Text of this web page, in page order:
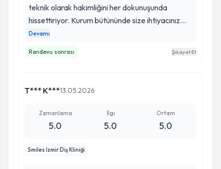
teknik olarak hakimliğini her dokunuşunda
hissettiriyor. Kurum bütününde size ihtiyacınız
olan tüm konforu ve güveni yansıtıyor. Diş
Devamı
Randevu sonrası Şikayet Et
T*** K***13.05.2026
Zamanlama
5.0
İlgi
5.0
Ortam
5.0
Smiles İzmir Diş Kliniği